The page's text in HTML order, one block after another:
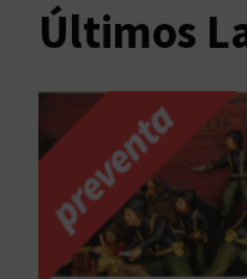
Últimos